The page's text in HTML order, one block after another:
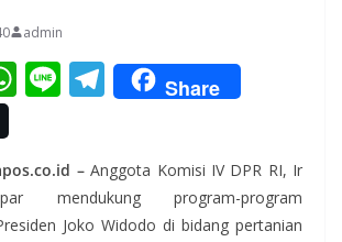
admin
W
s
A
Li T
el
gr
a
Share
–Anggota Komisi IV DPR RI, Ir
mendukung program-program
Joko Widodo di bidang pertanian